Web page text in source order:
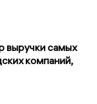
выручки самых
компаний,